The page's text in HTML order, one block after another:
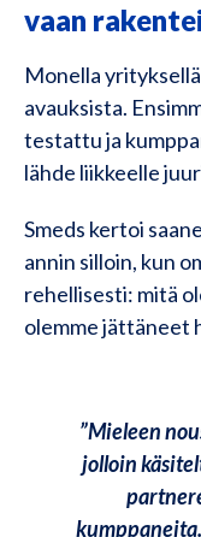
vaan
Monella
avauksista.
testattu ja
lähde liikkeelle
Smeds kertoi
annin silloin, kun
rehellisesti: mitä
olemme jättäneet
”Mieleen
jolloin